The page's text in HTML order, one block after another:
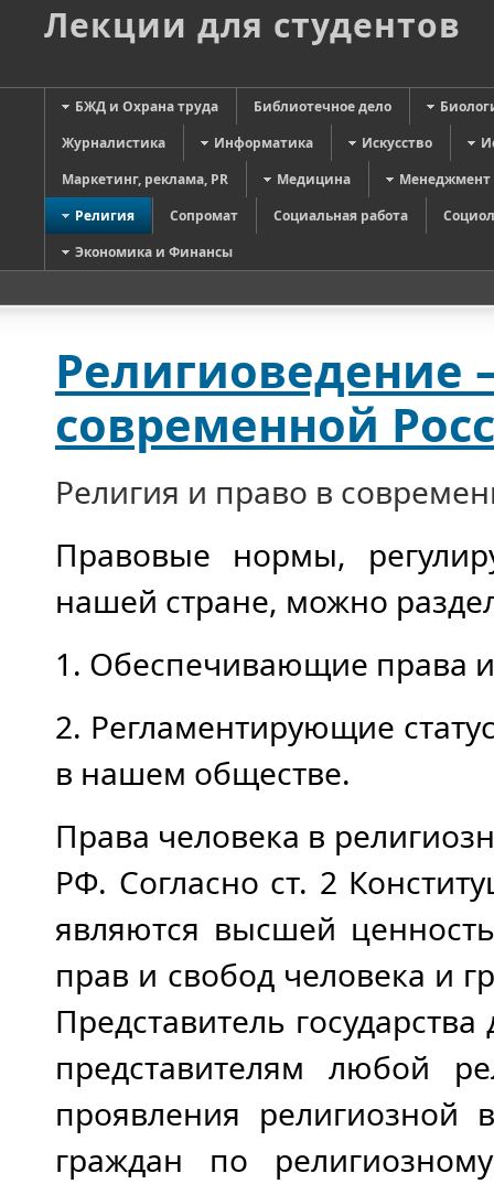
Лекции для студентов
БЖД и Охрана труда Библиотечное дело
Журналистика
Информатика Искусство
Маркетинг, реклама, PR
Медицина
Менеджмент
Религия
Сопромат Социальная работа
Экономика и Финансы
Религиоведение
современной
Религия и право в
Правовые нормы,
нашей стране, можно
1. Обеспечивающие права
2. Регламентирующие
в нашем обществе.
Права человека в
РФ. Согласно ст. 2
являются высшей
прав и свобод человека и
Представитель
представителям любой
проявления
граждан по